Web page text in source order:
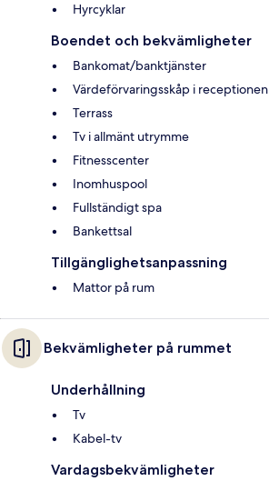
Hyrcyklar
Boendet och bekvämligheter
Bankomat/banktjänster
Värdeförvaringsskåp i receptionen
Terrass
Tv i allmänt utrymme
Fitnesscenter
Inomhuspool
Fullständigt spa
Bankettsal
Tillgänglighetsanpassning
Mattor på rum
Bekvämligheter på rummet
Underhållning
Tv
Kabel-tv
Vardagsbekvämligheter